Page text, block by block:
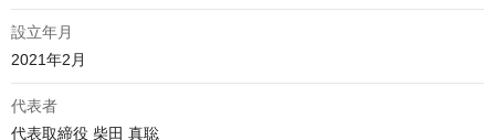
設立年月
2021年2月
代表者
代表取締役 柴田 真聡